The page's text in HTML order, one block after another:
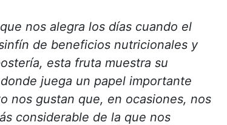
nos alegra los días cuando el
de beneficios nutricionales y
esta fruta muestra su
juega un papel importante
nos gustan que, en ocasiones, nos
considerable de la que nos